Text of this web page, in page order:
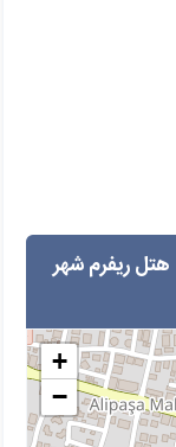
هتل ریفرم شهر
+
−